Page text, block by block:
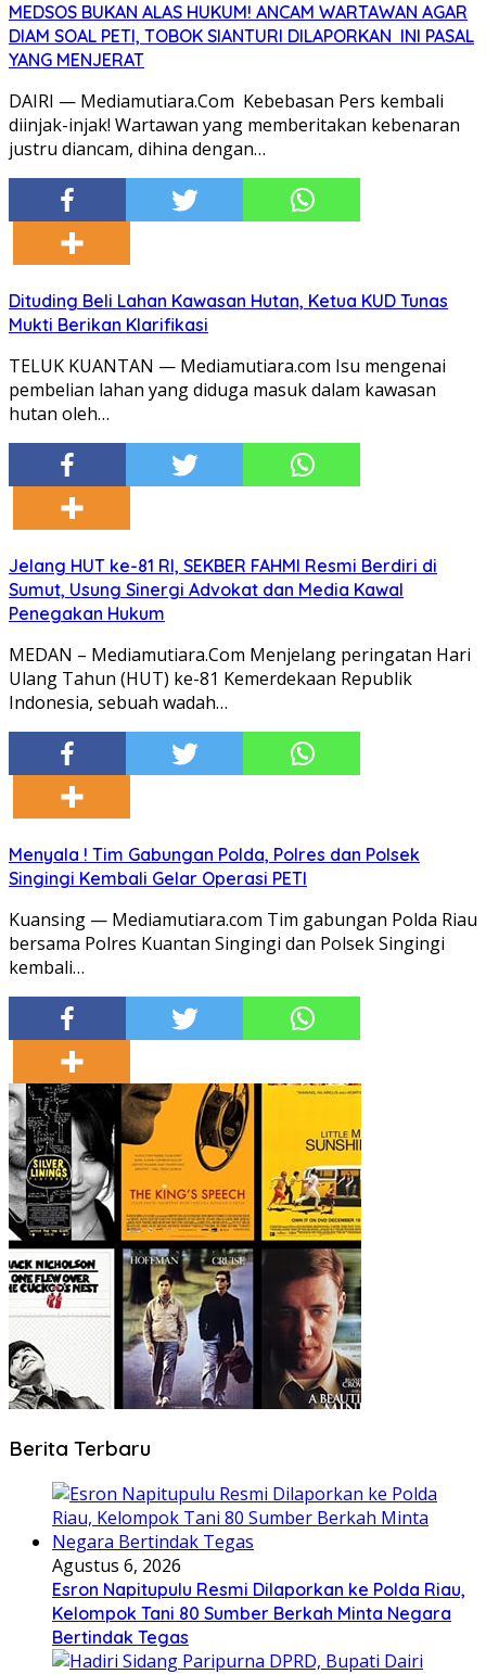
MEDSOS BUKAN ALAS HUKUM! ANCAM WARTAWAN AGAR
DIAM SOAL PETI, TOBOK SIANTURI DILAPORKAN INI PASAL
YANG MENJERAT
DAIRI — Mediamutiara.Com Kebebasan Pers kembali
diinjak-injak! Wartawan yang memberitakan kebenaran
justru diancam, dihina dengan…
Dituding Beli Lahan Kawasan Hutan, Ketua KUD Tunas
Mukti Berikan Klarifikasi
TELUK KUANTAN — Mediamutiara.com Isu mengenai
pembelian lahan yang diduga masuk dalam kawasan
hutan oleh…
Jelang HUT ke-81 RI, SEKBER FAHMI Resmi Berdiri di
Sumut, Usung Sinergi Advokat dan Media Kawal
Penegakan Hukum
MEDAN – Mediamutiara.Com Menjelang peringatan Hari
Ulang Tahun (HUT) ke-81 Kemerdekaan Republik
Indonesia, sebuah wadah…
Menyala ! Tim Gabungan Polda, Polres dan Polsek
Singingi Kembali Gelar Operasi PETI
Kuansing — Mediamutiara.com Tim gabungan Polda Riau
bersama Polres Kuantan Singingi dan Polsek Singingi
kembali…
Berita Terbaru
Agustus 6, 2026
Esron Napitupulu Resmi Dilaporkan ke Polda Riau,
Kelompok Tani 80 Sumber Berkah Minta Negara
Bertindak Tegas